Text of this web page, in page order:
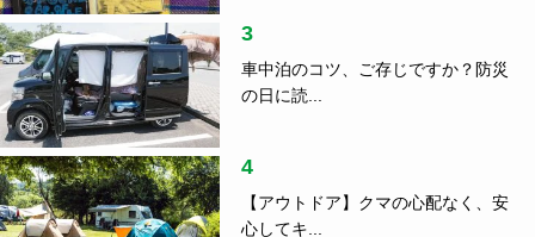
3
車中泊のコツ、ご存じですか？防災
の日に読...
4
【アウトドア】クマの心配なく、安
心してキ...